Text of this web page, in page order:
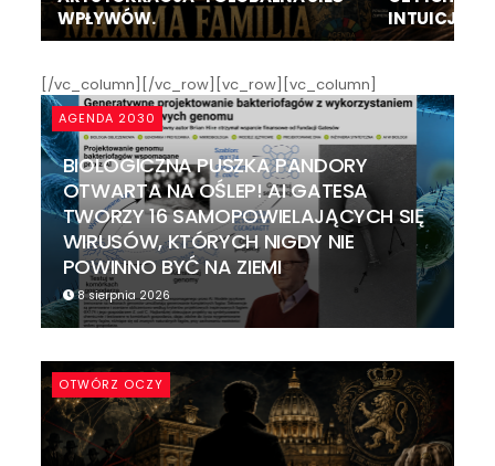
WPŁYWÓW.
INTUICJĘ,
[/vc_column][/vc_row][vc_row][vc_column]
AGENDA 2030
BIOLOGICZNA PUSZKA PANDORY
OTWARTA NA OŚLEP! AI GATESA
TWORZY 16 SAMOPOWIELAJĄCYCH SIĘ
WIRUSÓW, KTÓRYCH NIGDY NIE
POWINNO BYĆ NA ZIEMI
8 sierpnia 2026
OTWÓRZ OCZY